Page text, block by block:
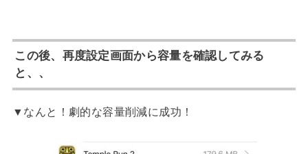
この後、再度設定画面から容量を確認してみる
と、、
▼なんと！劇的な容量削減に成功！